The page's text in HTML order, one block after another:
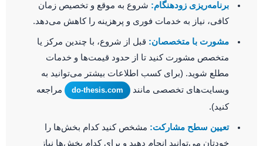
برنامه‌ریزی زودهنگام: شروع به موقع و تخصیص زمان
کافی، نیاز به خدمات فوری و پرهزینه را کاهش می‌دهد.
مشورت با متخصصان: قبل از شروع، با چندین مرکز یا
متخصص مشورت کنید تا از حدود قیمت‌ها و خدمات
مطلع شوید. (برای کسب اطلاعات بیشتر می‌توانید به
وبسایت‌های تخصصی مانند
do-thesis.com
مراجعه
کنید).
تعیین سطح مشارکت: مشخص کنید کدام بخش‌ها را
خودتان می‌توانید انجام دهید و برای کدام بخش‌ها نیاز